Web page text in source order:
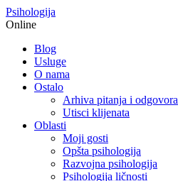
Psihologija
Online
Blog
Usluge
O nama
Ostalo
Arhiva pitanja i odgovora
Utisci klijenata
Oblasti
Moji gosti
Opšta psihologija
Razvojna psihologija
Psihologija ličnosti